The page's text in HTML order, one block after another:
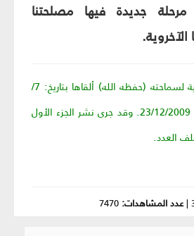
مرحلة جديدة فيها مصلحتنا
(*) من كلمة عاشورائية لسماحته (حفظه الله) ألقاها بتاريخ: 7/
محرّم الحرام/1431هــ - 23/12/2009. وقد جرى نشر الجزء الأول
|عدد المشاهدات: 7470